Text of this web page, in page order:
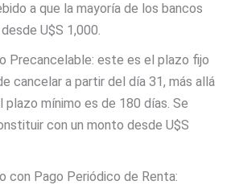
a que la mayoría de los bancos
U$S 1,000.
Precancelable: este es el plazo fijo
cancelar a partir del día 31, más allá
plazo mínimo es de 180 días. Se
con un monto desde U$S
con Pago Periódico de Renta: